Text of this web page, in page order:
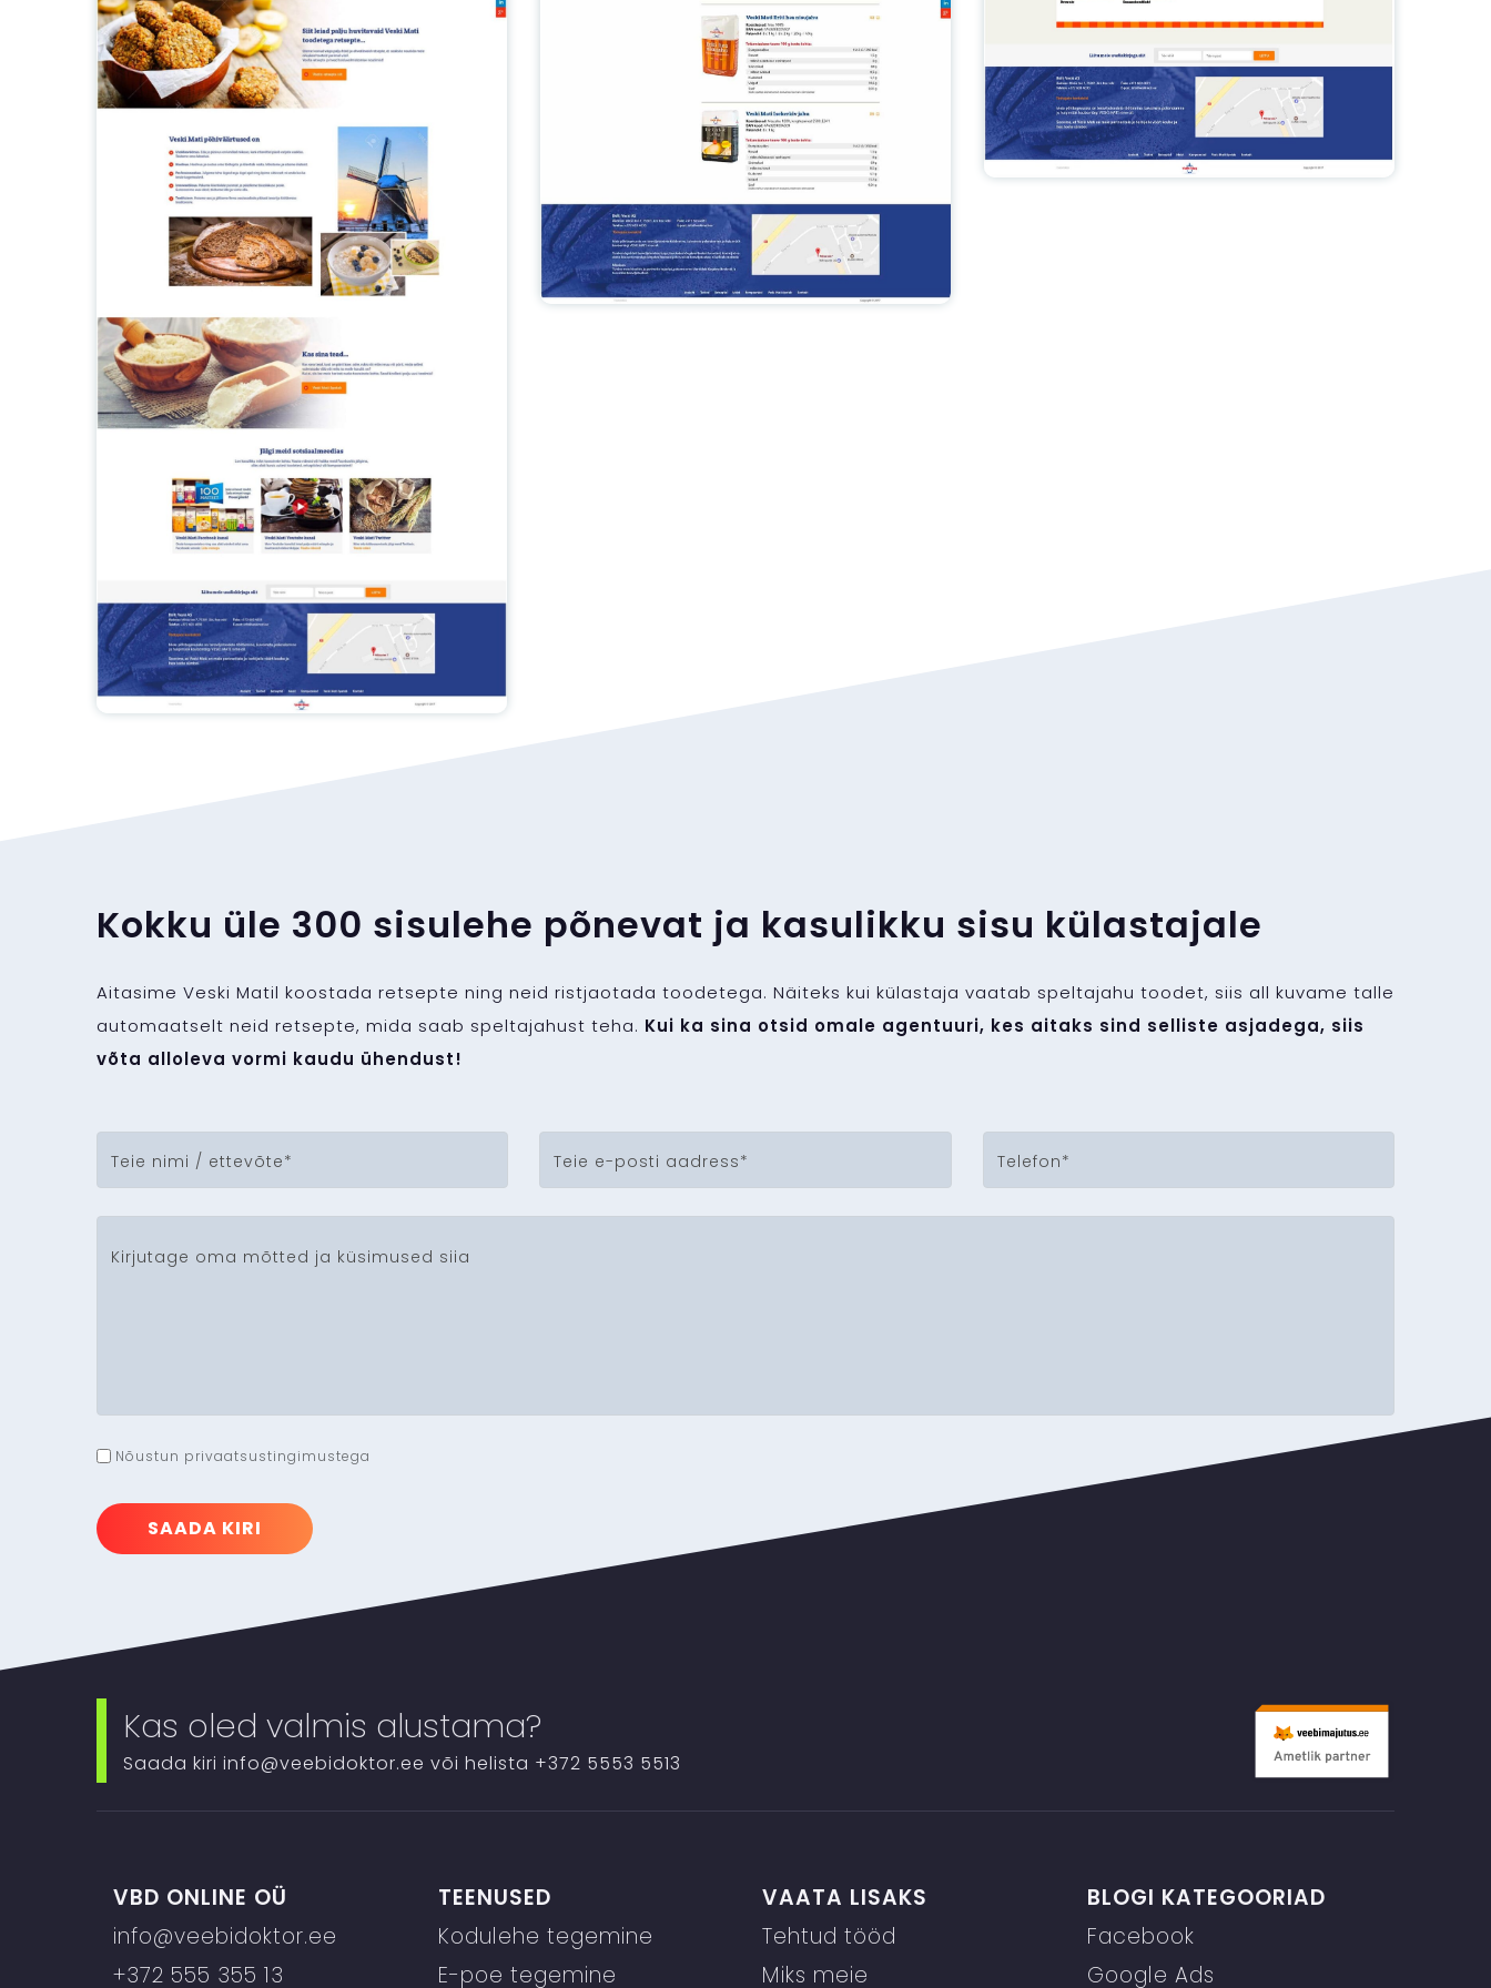
Kokku üle 300 sisulehe põnevat ja kasulikku sisu külastajale
Aitasime Veski Matil koostada retsepte ning neid ristjaotada toodetega. Näiteks kui külastaja vaatab speltajahu toodet, siis all kuvame talle
automaatselt neid retsepte, mida saab speltajahust teha. Kui ka sina otsid omale agentuuri, kes aitaks sind selliste asjadega, siis
võta alloleva vormi kaudu ühendust!
Nõustun privaatsustingimustega
SAADA KIRI
Kas oled valmis alustama?
Saada kiri info@veebidoktor.ee või helista +372 5553 5513
VBD ONLINE OÜ
info@veebidoktor.ee
+372 555 355 13
TEENUSED
Kodulehe tegemine
E-poe tegemine
VAATA LISAKS
Tehtud tööd
Miks meie
BLOGI KATEGOORIAD
Facebook
Google Ads